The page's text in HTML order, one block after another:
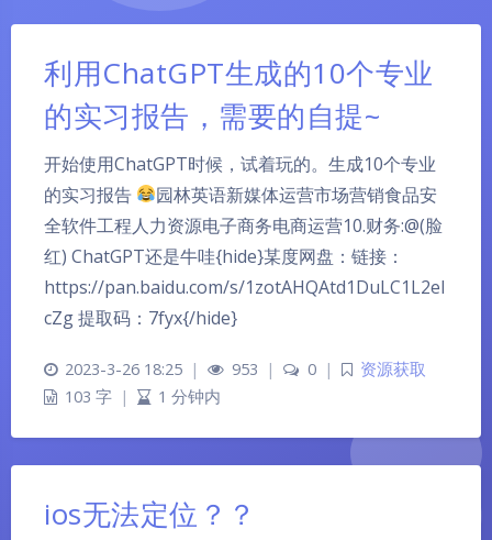
利用ChatGPT生成的10个专业
的实习报告，需要的自提~
开始使用ChatGPT时候，试着玩的。生成10个专业
的实习报告
园林英语新媒体运营市场营销食品安
全软件工程人力资源电子商务电商运营10.财务:@(脸
红) ChatGPT还是牛哇{hide}某度网盘：链接：
https://pan.baidu.com/s/1zotAHQAtd1DuLC1L2eI
cZg 提取码：7fyx{/hide}
2023-3-26 18:25 | 953 | 0 |
资源获取
103 字 | 1 分钟内
ios无法定位？？